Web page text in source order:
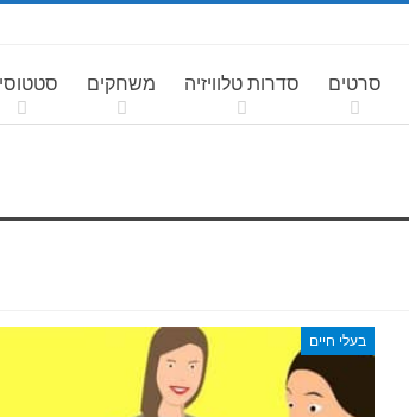
סרטים סדרות טלוויזיה משחקים
בעלי חיים